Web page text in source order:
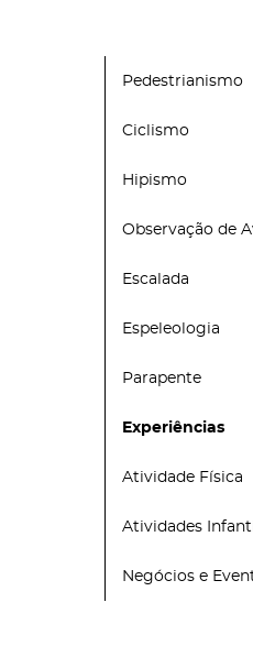
Pedestrianismo
Ciclismo
Hipismo
Observação de
Escalada
Espeleologia
Parapente
Experiências
Atividade Física
Atividades
Negócios e